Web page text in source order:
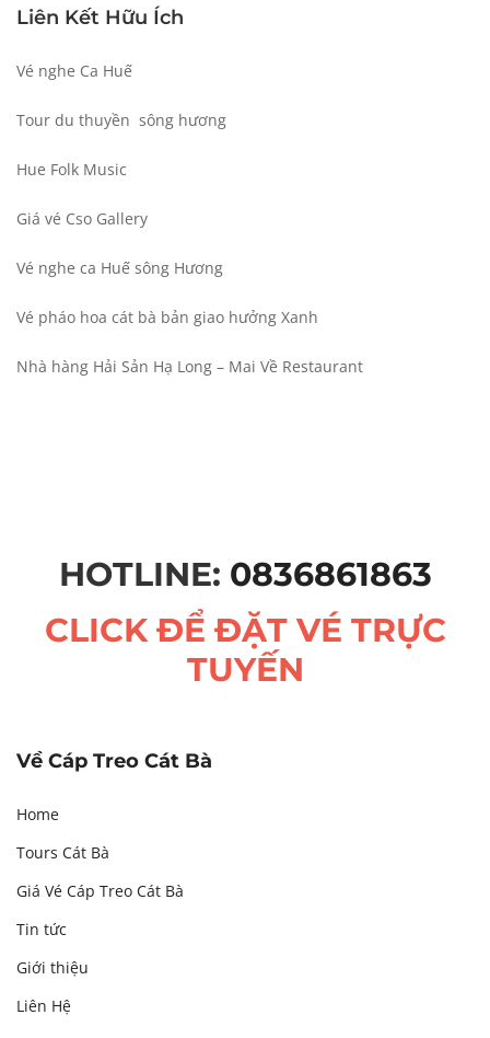
Liên Kết Hữu Ích
Vé nghe Ca Huế
Tour du thuyền sông hương
Hue Folk Music
Giá vé Cso Gallery
Vé nghe ca Huế sông Hương
Vé pháo hoa cát bà bản giao hưởng Xanh
Nhà hàng Hải Sản Hạ Long – Mai Về Restaurant
HOTLINE: 0836861863
CLICK ĐỂ ĐẶT VÉ TRỰC
TUYẾN
Về Cáp Treo Cát Bà
Home
Tours Cát Bà
Giá Vé Cáp Treo Cát Bà
Tin tức
Giới thiệu
Liên Hệ